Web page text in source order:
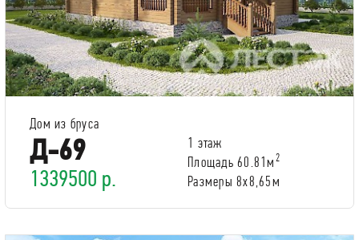
Дом из бруса
Д-69
1339500 р.
1 этаж
Площадь 60.81м2
Размеры 8х8,65м